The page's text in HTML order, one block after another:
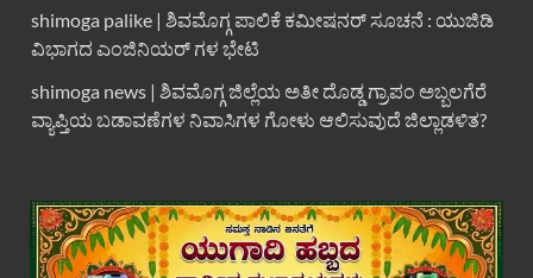
shimoga palike | ಶಿವಮೊಗ್ಗ ಪಾಲಿಕೆ ಕಮೀಷನರ್ ಸೂಚನೆ : ಯುಜಿಡಿ
ವಿಭಾಗದ ಎಂಜಿನಿಯರ್ ಗಳ ಭೇಟಿ
shimoga news | ಶಿವಮೊಗ್ಗ ಜಿಲ್ಲೆಯ ಅತೀ ದೊಡ್ಡ ಗ್ರಾಪಂ ಅಬ್ಬಲಗೆರೆ
ವ್ಯಾಪ್ತಿಯ ಬಡಾವಣೆಗಳ ನಿವಾಸಿಗಳ ಗೋಳು ಆಲಿಸುವುದೆ ಜಿಲ್ಲಾಡಳಿತ?